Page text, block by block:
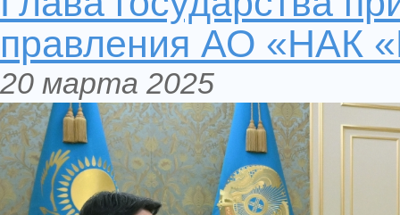
правления АО «НАК
20 марта 2025